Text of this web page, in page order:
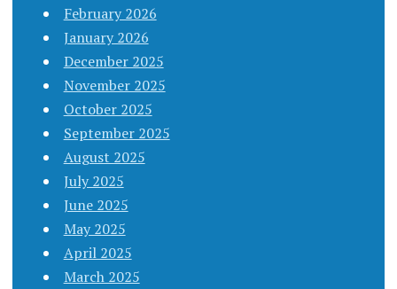
February 2026
January 2026
December 2025
November 2025
October 2025
September 2025
August 2025
July 2025
June 2025
May 2025
April 2025
March 2025